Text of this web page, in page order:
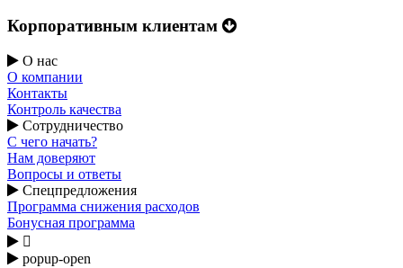
Корпоративным клиентам
О нас
О компании
Контакты
Контроль качества
Сотрудничество
С чего начать?
Нам доверяют
Вопросы и ответы
Спецпредложения
Программа снижения расходов
Бонусная программа

popup-open